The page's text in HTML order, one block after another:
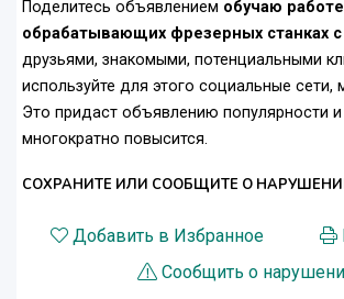
Поделитесь объявлением обучаю
обрабатывающих фрезерных станках с
друзьями, знакомыми, потенциальными
используйте для этого социальные
Это придаст объявлению популярности
многократно повысится.
СОХРАНИТЕ ИЛИ СООБЩИТЕ О
Добавить в Избранное
Сообщить о